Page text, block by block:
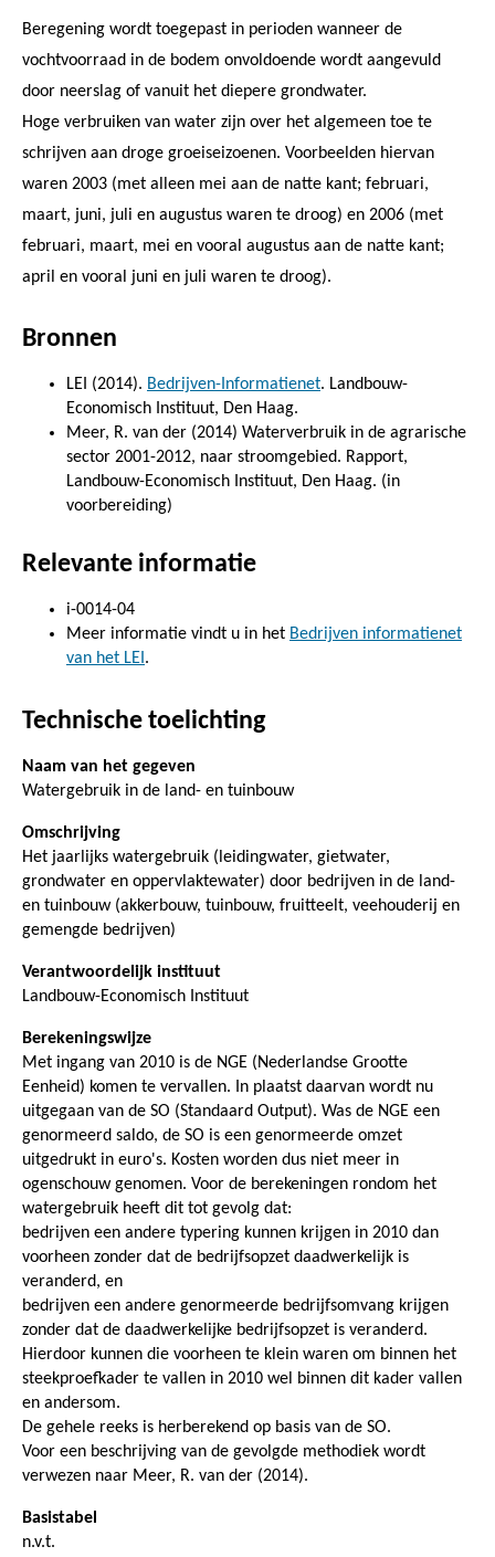
Beregening wordt toegepast in perioden wanneer de
vochtvoorraad in de bodem onvoldoende wordt aangevuld
door neerslag of vanuit het diepere grondwater.
Hoge verbruiken van water zijn over het algemeen toe te
schrijven aan droge groeiseizoenen. Voorbeelden hiervan
waren 2003 (met alleen mei aan de natte kant; februari,
maart, juni, juli en augustus waren te droog) en 2006 (met
februari, maart, mei en vooral augustus aan de natte kant;
april en vooral juni en juli waren te droog).
Bronnen
LEI (2014). Bedrijven-Informatienet. Landbouw-
Economisch Instituut, Den Haag.
Meer, R. van der (2014) Waterverbruik in de agrarische
sector 2001-2012, naar stroomgebied. Rapport,
Landbouw-Economisch Instituut, Den Haag. (in
voorbereiding)
Relevante informatie
i-0014-04
Meer informatie vindt u in het Bedrijven informatienet
van het LEI .
Technische toelichting
Naam van het gegeven
Watergebruik in de land- en tuinbouw
Omschrijving
Het jaarlijks watergebruik (leidingwater, gietwater,
grondwater en oppervlaktewater) door bedrijven in de land-
en tuinbouw (akkerbouw, tuinbouw, fruitteelt, veehouderij en
gemengde bedrijven)
Verantwoordelijk instituut
Landbouw-Economisch Instituut
Berekeningswijze
Met ingang van 2010 is de NGE (Nederlandse Grootte
Eenheid) komen te vervallen. In plaatst daarvan wordt nu
uitgegaan van de SO (Standaard Output). Was de NGE een
genormeerd saldo, de SO is een genormeerde omzet
uitgedrukt in euro's. Kosten worden dus niet meer in
ogenschouw genomen. Voor de berekeningen rondom het
watergebruik heeft dit tot gevolg dat:
bedrijven een andere typering kunnen krijgen in 2010 dan
voorheen zonder dat de bedrijfsopzet daadwerkelijk is
veranderd, en
bedrijven een andere genormeerde bedrijfsomvang krijgen
zonder dat de daadwerkelijke bedrijfsopzet is veranderd.
Hierdoor kunnen die voorheen te klein waren om binnen het
steekproefkader te vallen in 2010 wel binnen dit kader vallen
en andersom.
De gehele reeks is herberekend op basis van de SO.
Voor een beschrijving van de gevolgde methodiek wordt
verwezen naar Meer, R. van der (2014).
Basistabel
n.v.t.